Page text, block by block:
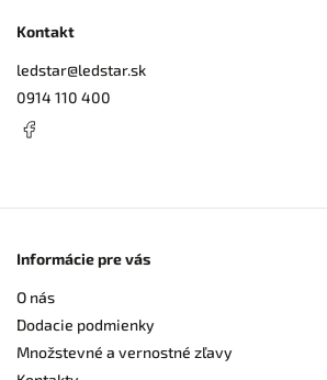
Kontakt
ledstar@ledstar.sk
0914 110 400
Informácie pre vás
O nás
Dodacie podmienky
Množstevné a vernostné zľavy